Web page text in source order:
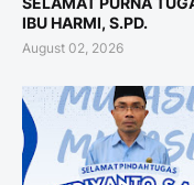
IBU HARMI, S.PD.
August 02, 2026